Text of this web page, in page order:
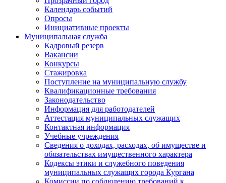
Календарь событий
Опросы
Инициативные проекты
Муниципальная служба
Кадровый резерв
Вакансии
Конкурсы
Стажировка
Поступление на муниципальную службу
Квалификационные требования
Законодательство
Информация для работодателей
Аттестация муниципальных служащих
Контактная информация
Учебные учреждения
Сведения о доходах, расходах, об имуществе и
обязательствах имущественного характера
Кодексы этики и служебного поведения
муниципальных служащих города Кургана
Комиссии по соблюдению требований к